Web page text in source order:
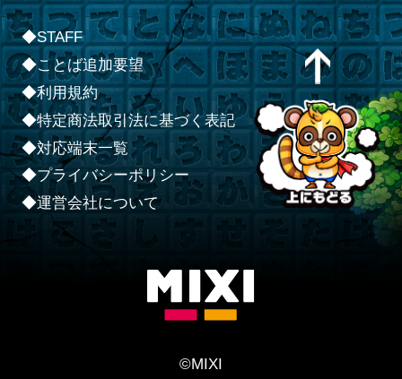
◆STAFF
◆ことば追加要望
◆利用規約
◆特定商法取引法に基づく表記
◆対応端末一覧
◆プライバシーポリシー
◆運営会社について
©MIXI